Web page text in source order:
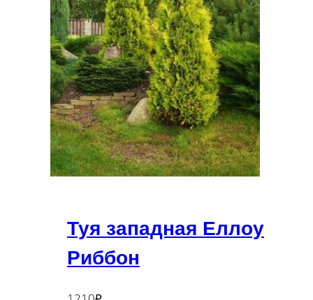
Туя западная Еллоу
Риббон